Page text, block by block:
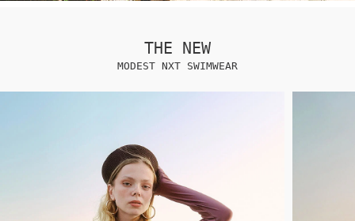
THE NEW
MODEST NXT SWIMWEAR